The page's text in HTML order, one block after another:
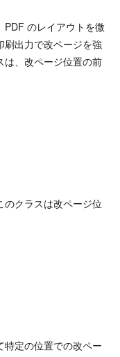
PDF のレイアウトを微
出力で改ページを強
は、改ページ位置の前
のクラスは改ページ位
特定の位置での改ペー